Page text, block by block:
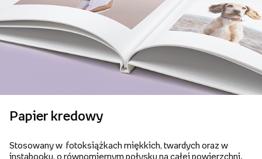
Papier kredowy
Stosowany w fotoksiążkach miękkich, twardych oraz w
instabooku, o równomiernym połysku na całej powierzchni.